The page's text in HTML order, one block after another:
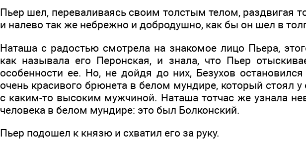
Пьер шел, переваливаясь своим толстым телом, раздвигая
и налево так же небрежно и добродушно, как бы он шел в
Наташа с радостью смотрела на знакомое лицо Пьера,
как называла его Перонская, и знала, что Пьер
особенности ее. Но, не дойдя до них, Безухов
очень красивого брюнета в белом мундире, который стоял у
с каким-то высоким мужчиной. Наташа тотчас же узнала
человека в белом мундире: это был Болконский.
Пьер подошел к князю и схватил его за руку.